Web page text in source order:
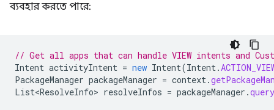
ব্যবহার করতে পারে:
// Get all apps that can handle VIEW intents and
Intent activityIntent = new Intent(Intent.
PackageManager packageManager = context.
List<ResolveInfo> resolveInfos = packageManager .